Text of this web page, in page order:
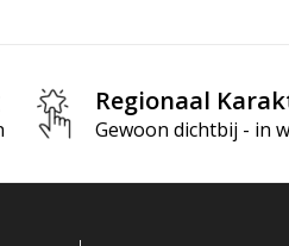
Regionaal
Gewoon dichtbij - in